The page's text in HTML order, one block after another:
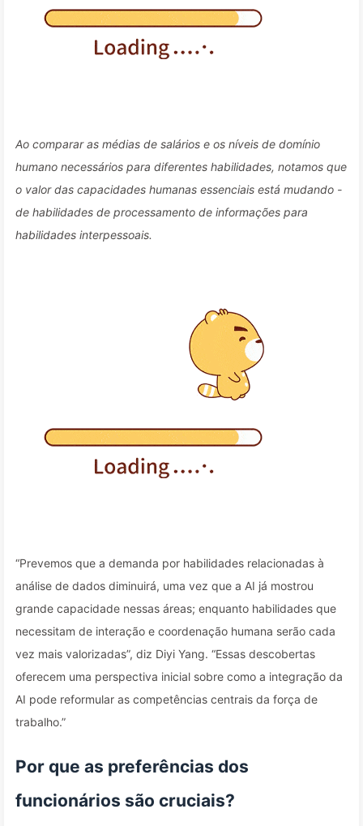
Ao comparar as médias de salários e os níveis de domínio
humano necessários para diferentes habilidades, notamos que
o valor das capacidades humanas essenciais está mudando -
de habilidades de processamento de informações para
habilidades interpessoais.
“Prevemos que a demanda por habilidades relacionadas à
análise de dados diminuirá, uma vez que a AI já mostrou
grande capacidade nessas áreas; enquanto habilidades que
necessitam de interação e coordenação humana serão cada
vez mais valorizadas”, diz Diyi Yang. “Essas descobertas
oferecem uma perspectiva inicial sobre como a integração da
AI pode reformular as competências centrais da força de
trabalho.”
Por que as preferências dos
funcionários são cruciais?